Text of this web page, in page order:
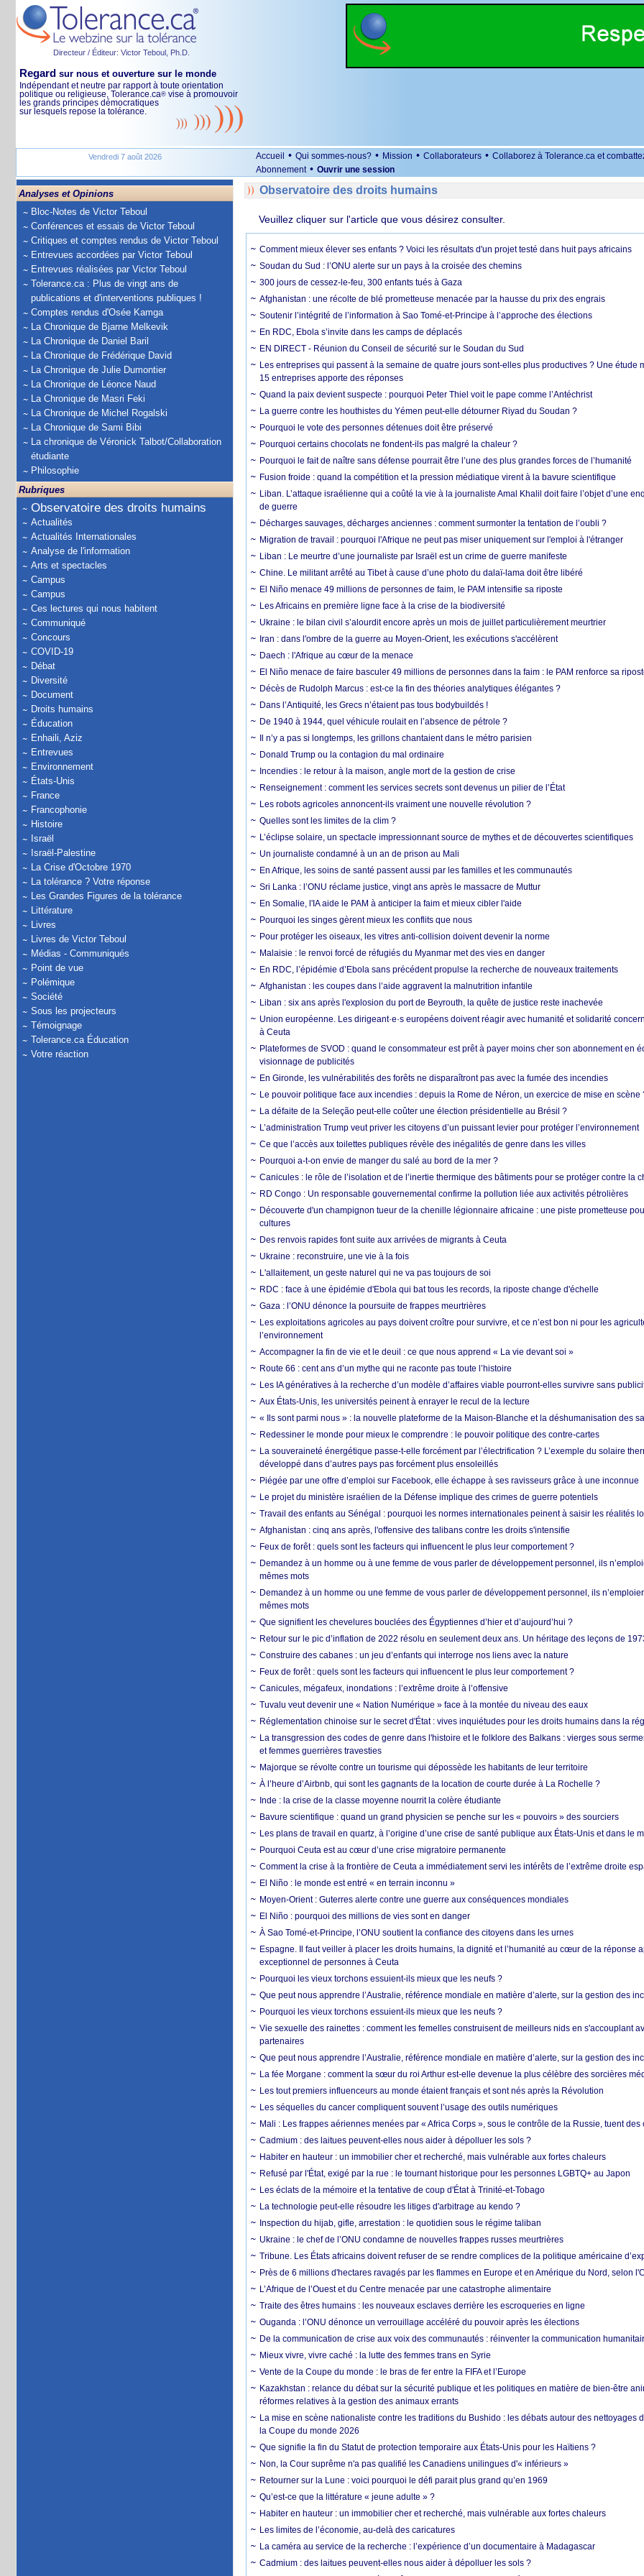
Directeur / Éditeur: Victor Teboul, Ph.D.
Regard sur nous et ouverture sur le monde
Indépendant et neutre par rapport à toute orientation
politique ou religieuse, Tolerance.ca® vise à promouvoir
les grands principes démocratiques
sur lesquels repose la tolérance.
Vendredi 7 août 2026 Accueil • Qui sommes-nous? • Mission • Collaborateurs • Collaborez à Tolerance.ca et
Abonnement • Ouvrir une session
Analyses et Opinions
Bloc-Notes de Victor Teboul
Conférences et essais de Victor Teboul
Critiques et comptes rendus de Victor Teboul
Entrevues accordées par Victor Teboul
Entrevues réalisées par Victor Teboul
Tolerance.ca : Plus de vingt ans de
publications et d'interventions publiques !
Comptes rendus d'Osée Kamga
La Chronique de Bjarne Melkevik
La Chronique de Daniel Baril
La Chronique de Frédérique David
La Chronique de Julie Dumontier
La Chronique de Léonce Naud
La Chronique de Masri Feki
La Chronique de Michel Rogalski
La Chronique de Sami Bibi
La chronique de Véronick Talbot/Collaboration
étudiante
Philosophie
Rubriques
Observatoire des droits humains
Actualités
Actualités Internationales
Analyse de l'information
Arts et spectacles
Campus
Campus
Ces lectures qui nous habitent
Communiqué
Concours
COVID-19
Débat
Diversité
Document
Droits humains
Éducation
Enhaili, Aziz
Entrevues
Environnement
États-Unis
France
Francophonie
Histoire
Israël
Israël-Palestine
La Crise d'Octobre 1970
La tolérance ? Votre réponse
Les Grandes Figures de la tolérance
Littérature
Livres
Livres de Victor Teboul
Médias - Communiqués
Point de vue
Polémique
Société
Sous les projecteurs
Témoignage
Tolerance.ca Éducation
Votre réaction
Observatoire des droits humains
Veuillez cliquer sur l'article que vous désirez consulter.
Comment mieux élever ses enfants ? Voici les résultats d'un projet testé dans huit pays africains
Soudan du Sud : l’ONU alerte sur un pays à la croisée des chemins
300 jours de cessez-le-feu, 300 enfants tués à Gaza
Afghanistan : une récolte de blé prometteuse menacée par la hausse du prix des engrais
Soutenir l’intégrité de l’information à Sao Tomé-et-Principe à l’approche des élections
En RDC, Ebola s’invite dans les camps de déplacés
EN DIRECT - Réunion du Conseil de sécurité sur le Soudan du Sud
Les entreprises qui passent à la semaine de quatre jours sont-elles plus productives ? Une étude
15 entreprises apporte des réponses
Quand la paix devient suspecte : pourquoi Peter Thiel voit le pape comme l’Antéchrist
La guerre contre les houthistes du Yémen peut-elle détourner Riyad du Soudan ?
Pourquoi le vote des personnes détenues doit être préservé
Pourquoi certains chocolats ne fondent-ils pas malgré la chaleur ?
Pourquoi le fait de naître sans défense pourrait être l’une des plus grandes forces de l’humanité
Fusion froide : quand la compétition et la pression médiatique virent à la bavure scientifique
Liban. L’attaque israélienne qui a coûté la vie à la journaliste Amal Khalil doit faire l’objet d’une
de guerre
Décharges sauvages, décharges anciennes : comment surmonter la tentation de l’oubli ?
Migration de travail : pourquoi l'Afrique ne peut pas miser uniquement sur l'emploi à l'étranger
Liban : Le meurtre d’une journaliste par Israël est un crime de guerre manifeste
Chine. Le militant arrêté au Tibet à cause d’une photo du dalaï-lama doit être libéré
El Niño menace 49 millions de personnes de faim, le PAM intensifie sa riposte
Les Africains en première ligne face à la crise de la biodiversité
Ukraine : le bilan civil s’alourdit encore après un mois de juillet particulièrement meurtrier
Iran : dans l'ombre de la guerre au Moyen-Orient, les exécutions s'accélèrent
Daech : l'Afrique au cœur de la menace
El Niño menace de faire basculer 49 millions de personnes dans la faim : le PAM renforce sa
Décès de Rudolph Marcus : est-ce la fin des théories analytiques élégantes ?
Dans l’Antiquité, les Grecs n’étaient pas tous bodybuildés !
De 1940 à 1944, quel véhicule roulait en l’absence de pétrole ?
Il n’y a pas si longtemps, les grillons chantaient dans le métro parisien
Donald Trump ou la contagion du mal ordinaire
Incendies : le retour à la maison, angle mort de la gestion de crise
Renseignement : comment les services secrets sont devenus un pilier de l’État
Les robots agricoles annoncent-ils vraiment une nouvelle révolution ?
Quelles sont les limites de la clim ?
L’éclipse solaire, un spectacle impressionnant source de mythes et de découvertes scientifiques
Un journaliste condamné à un an de prison au Mali
En Afrique, les soins de santé passent aussi par les familles et les communautés
Sri Lanka : l’ONU réclame justice, vingt ans après le massacre de Muttur
En Somalie, l'IA aide le PAM à anticiper la faim et mieux cibler l'aide
Pourquoi les singes gèrent mieux les conflits que nous
Pour protéger les oiseaux, les vitres anti-collision doivent devenir la norme
Malaisie : le renvoi forcé de réfugiés du Myanmar met des vies en danger
En RDC, l’épidémie d’Ebola sans précédent propulse la recherche de nouveaux traitements
Afghanistan : les coupes dans l’aide aggravent la malnutrition infantile
Liban : six ans après l'explosion du port de Beyrouth, la quête de justice reste inachevée
Union européenne. Les dirigeant·e·s européens doivent réagir avec humanité et solidarité
à Ceuta
Plateformes de SVOD : quand le consommateur est prêt à payer moins cher son abonnement en
visionnage de publicités
En Gironde, les vulnérabilités des forêts ne disparaîtront pas avec la fumée des incendies
Le pouvoir politique face aux incendies : depuis la Rome de Néron, un exercice de mise en scène
La défaite de la Seleção peut-elle coûter une élection présidentielle au Brésil ?
L’administration Trump veut priver les citoyens d’un puissant levier pour protéger l’environnement
Ce que l’accès aux toilettes publiques révèle des inégalités de genre dans les villes
Pourquoi a-t-on envie de manger du salé au bord de la mer ?
Canicules : le rôle de l’isolation et de l’inertie thermique des bâtiments pour se protéger contre la
RD Congo : Un responsable gouvernemental confirme la pollution liée aux activités pétrolières
Découverte d'un champignon tueur de la chenille légionnaire africaine : une piste prometteuse
cultures
Des renvois rapides font suite aux arrivées de migrants à Ceuta
Ukraine : reconstruire, une vie à la fois
L'allaitement, un geste naturel qui ne va pas toujours de soi
RDC : face à une épidémie d'Ebola qui bat tous les records, la riposte change d'échelle
Gaza : l’ONU dénonce la poursuite de frappes meurtrières
Les exploitations agricoles au pays doivent croître pour survivre, et ce n’est bon ni pour les
l’environnement
Accompagner la fin de vie et le deuil : ce que nous apprend « La vie devant soi »
Route 66 : cent ans d’un mythe qui ne raconte pas toute l’histoire
Les IA génératives à la recherche d’un modèle d’affaires viable pourront-elles survivre sans
Aux États-Unis, les universités peinent à enrayer le recul de la lecture
« Ils sont parmi nous » : la nouvelle plateforme de la Maison-Blanche et la déshumanisation des
Redessiner le monde pour mieux le comprendre : le pouvoir politique des contre-cartes
La souveraineté énergétique passe-t-elle forcément par l’électrification ? L’exemple du solaire
développé dans d’autres pays pas forcément plus ensoleillés
Piégée par une offre d’emploi sur Facebook, elle échappe à ses ravisseurs grâce à une inconnue
Le projet du ministère israélien de la Défense implique des crimes de guerre potentiels
Travail des enfants au Sénégal : pourquoi les normes internationales peinent à saisir les réalités
Afghanistan : cinq ans après, l'offensive des talibans contre les droits s'intensifie
Feux de forêt : quels sont les facteurs qui influencent le plus leur comportement ?
Demandez à un homme ou à une femme de vous parler de développement personnel, ils
mêmes mots
Demandez à un homme ou une femme de vous parler de développement personnel, ils
mêmes mots
Que signifient les chevelures bouclées des Égyptiennes d’hier et d’aujourd’hui ?
Retour sur le pic d’inflation de 2022 résolu en seulement deux ans. Un héritage des leçons de
Construire des cabanes : un jeu d’enfants qui interroge nos liens avec la nature
Feux de forêt : quels sont les facteurs qui influencent le plus leur comportement ?
Canicules, mégafeux, inondations : l’extrême droite à l’offensive
Tuvalu veut devenir une « Nation Numérique » face à la montée du niveau des eaux
Réglementation chinoise sur le secret d'État : vives inquiétudes pour les droits humains dans la
La transgression des codes de genre dans l'histoire et le folklore des Balkans : vierges sous
et femmes guerrières travesties
Majorque se révolte contre un tourisme qui dépossède les habitants de leur territoire
À l’heure d’Airbnb, qui sont les gagnants de la location de courte durée à La Rochelle ?
Inde : la crise de la classe moyenne nourrit la colère étudiante
Bavure scientifique : quand un grand physicien se penche sur les « pouvoirs » des sourciers
Les plans de travail en quartz, à l’origine d’une crise de santé publique aux États-Unis et dans le
Pourquoi Ceuta est au cœur d’une crise migratoire permanente
Comment la crise à la frontière de Ceuta a immédiatement servi les intérêts de l’extrême droite
El Niño : le monde est entré « en terrain inconnu »
Moyen-Orient : Guterres alerte contre une guerre aux conséquences mondiales
El Niño : pourquoi des millions de vies sont en danger
À Sao Tomé-et-Principe, l’ONU soutient la confiance des citoyens dans les urnes
Espagne. Il faut veiller à placer les droits humains, la dignité et l’humanité au cœur de la réponse
exceptionnel de personnes à Ceuta
Pourquoi les vieux torchons essuient-ils mieux que les neufs ?
Que peut nous apprendre l’Australie, référence mondiale en matière d’alerte, sur la gestion des
Pourquoi les vieux torchons essuient-ils mieux que les neufs ?
Vie sexuelle des rainettes : comment les femelles construisent de meilleurs nids en s'accouplant
partenaires
Que peut nous apprendre l’Australie, référence mondiale en matière d’alerte, sur la gestion des
La fée Morgane : comment la sœur du roi Arthur est-elle devenue la plus célèbre des sorcières
Les tout premiers influenceurs au monde étaient français et sont nés après la Révolution
Les séquelles du cancer compliquent souvent l’usage des outils numériques
Mali : Les frappes aériennes menées par « Africa Corps », sous le contrôle de la Russie, tuent des
Cadmium : des laitues peuvent-elles nous aider à dépolluer les sols ?
Habiter en hauteur : un immobilier cher et recherché, mais vulnérable aux fortes chaleurs
Refusé par l'État, exigé par la rue : le tournant historique pour les personnes LGBTQ+ au Japon
Les éclats de la mémoire et la tentative de coup d'État à Trinité-et-Tobago
La technologie peut-elle résoudre les litiges d'arbitrage au kendo ?
Inspection du hijab, gifle, arrestation : le quotidien sous le régime taliban
Ukraine : le chef de l’ONU condamne de nouvelles frappes russes meurtrières
Tribune. Les États africains doivent refuser de se rendre complices de la politique américaine
Près de 6 millions d'hectares ravagés par les flammes en Europe et en Amérique du Nord, selon
L’Afrique de l’Ouest et du Centre menacée par une catastrophe alimentaire
Traite des êtres humains : les nouveaux esclaves derrière les escroqueries en ligne
Ouganda : l’ONU dénonce un verrouillage accéléré du pouvoir après les élections
De la communication de crise aux voix des communautés : réinventer la communication
Mieux vivre, vivre caché : la lutte des femmes trans en Syrie
Vente de la Coupe du monde : le bras de fer entre la FIFA et l’Europe
Kazakhstan : relance du débat sur la sécurité publique et les politiques en matière de bien-être
réformes relatives à la gestion des animaux errants
La mise en scène nationaliste contre les traditions du Bushido : les débats autour des nettoyages
la Coupe du monde 2026
Que signifie la fin du Statut de protection temporaire aux États-Unis pour les Haïtiens ?
Non, la Cour suprême n'a pas qualifié les Canadiens unilingues d'« inférieurs »
Retourner sur la Lune : voici pourquoi le défi parait plus grand qu’en 1969
Qu’est-ce que la littérature « jeune adulte » ?
Habiter en hauteur : un immobilier cher et recherché, mais vulnérable aux fortes chaleurs
Les limites de l’économie, au-delà des caricatures
La caméra au service de la recherche : l’expérience d’un documentaire à Madagascar
Cadmium : des laitues peuvent-elles nous aider à dépolluer les sols ?